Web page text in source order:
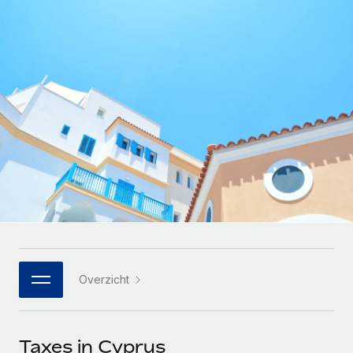
INFRASTRUCTUUR
Remote Embedded
HR naadloos in workflows integreren
Platform
Ingebouwde essentiële HR-functies voor je team
Integraties
Flexibele global HR en payroll solutions voor groeiende
bedrijven
Mid-market
Teams uitbreiden met HR solutions op maat
Enterprise
Global HR voor grote bedrijven
WERK MET ONS SAMEN
Strategische technologiepartners
Een partner worden
LEREN MET REMOTE
Onderzoek en gidsen
Casestudy's
HR-woordenlijst
Checklists en templates
Webinars
Deutsch
Español
Português (Portugal)
日本語
한국어
Overzicht
Taxes in Cyprus